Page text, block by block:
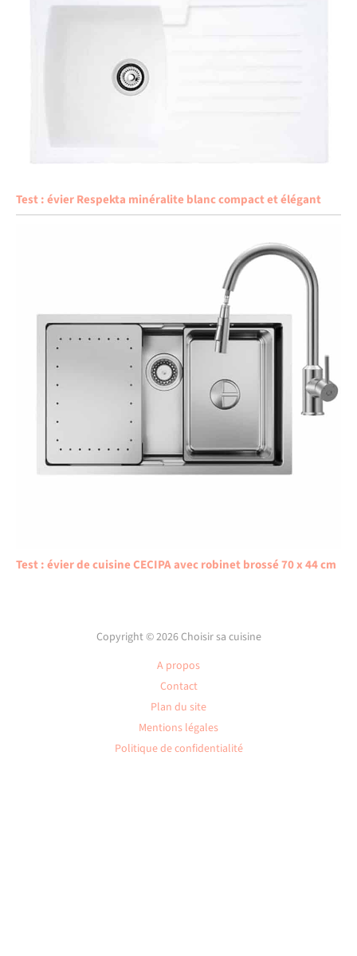
Test : évier Respekta minéralite blanc compact et élégant
Test : évier de cuisine CECIPA avec robinet brossé 70 x 44 cm
Copyright © 2026 Choisir sa cuisine
A propos
Contact
Plan du site
Mentions légales
Politique de confidentialité